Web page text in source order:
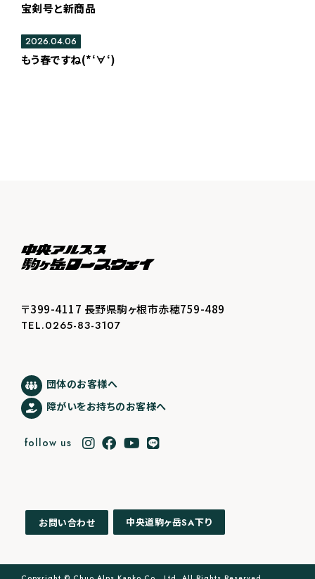
宝剣号と新商品
もう春ですね(*‘∀‘)
2026.04.06
〒399-4117 長野県駒ヶ根市赤穂759-489
TEL.0265-83-3107
団体のお客様へ
障がいをお持ちのお客様へ
follow us
お問い合わせ 中央道駒ヶ岳SA下り